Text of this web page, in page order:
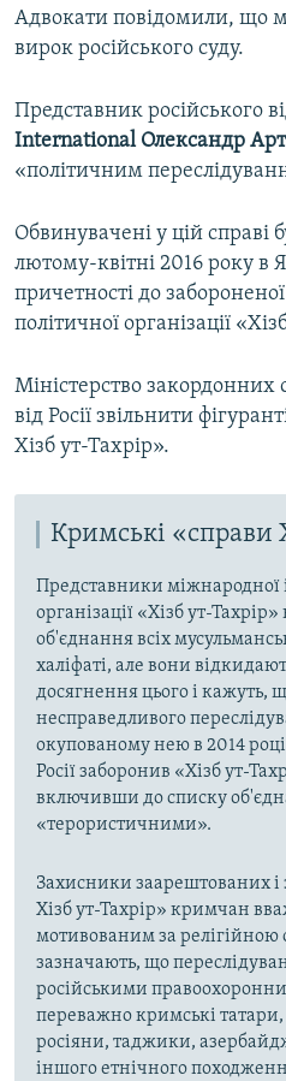
Адвокати повідомили, що
вирок російського суду.
Представник російського
International Олександр
«політичним
Обвинувачені у цій справі
лютому-квітні 2016 року в
причетності до забороненої
політичної організації
Міністерство
від Росії звільнити
Хізб ут-Тахрір».
Кримські «справи
Представники міжнародної
організації «Хізб ут-
об'єднання всіх
халіфаті, але вони
досягнення цього і кажуть,
несправедливого
окупованому нею в 2014
Росії заборонив «Хізб ут-
включивши до списку
«терористичними».
Захисники заарештованих і
Хізб ут-Тахрір» кримчан
мотивованим за релігійною
зазначають, що
російськими
переважно кримські татари,
росіяни, таджики,
іншого етнічного